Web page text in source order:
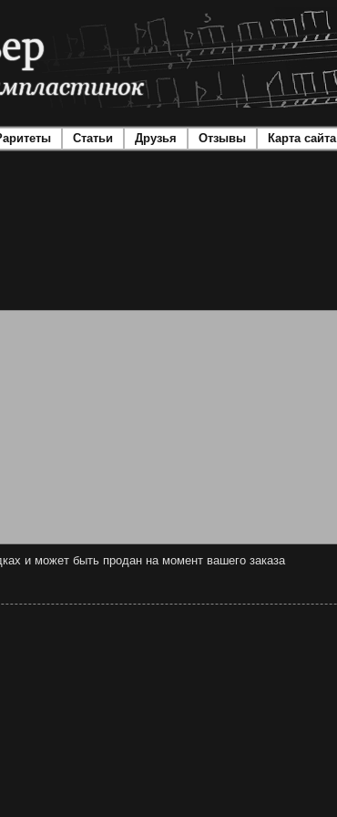
Статьи Друзья Отзывы Карта сайта
и может быть продан на момент вашего заказа